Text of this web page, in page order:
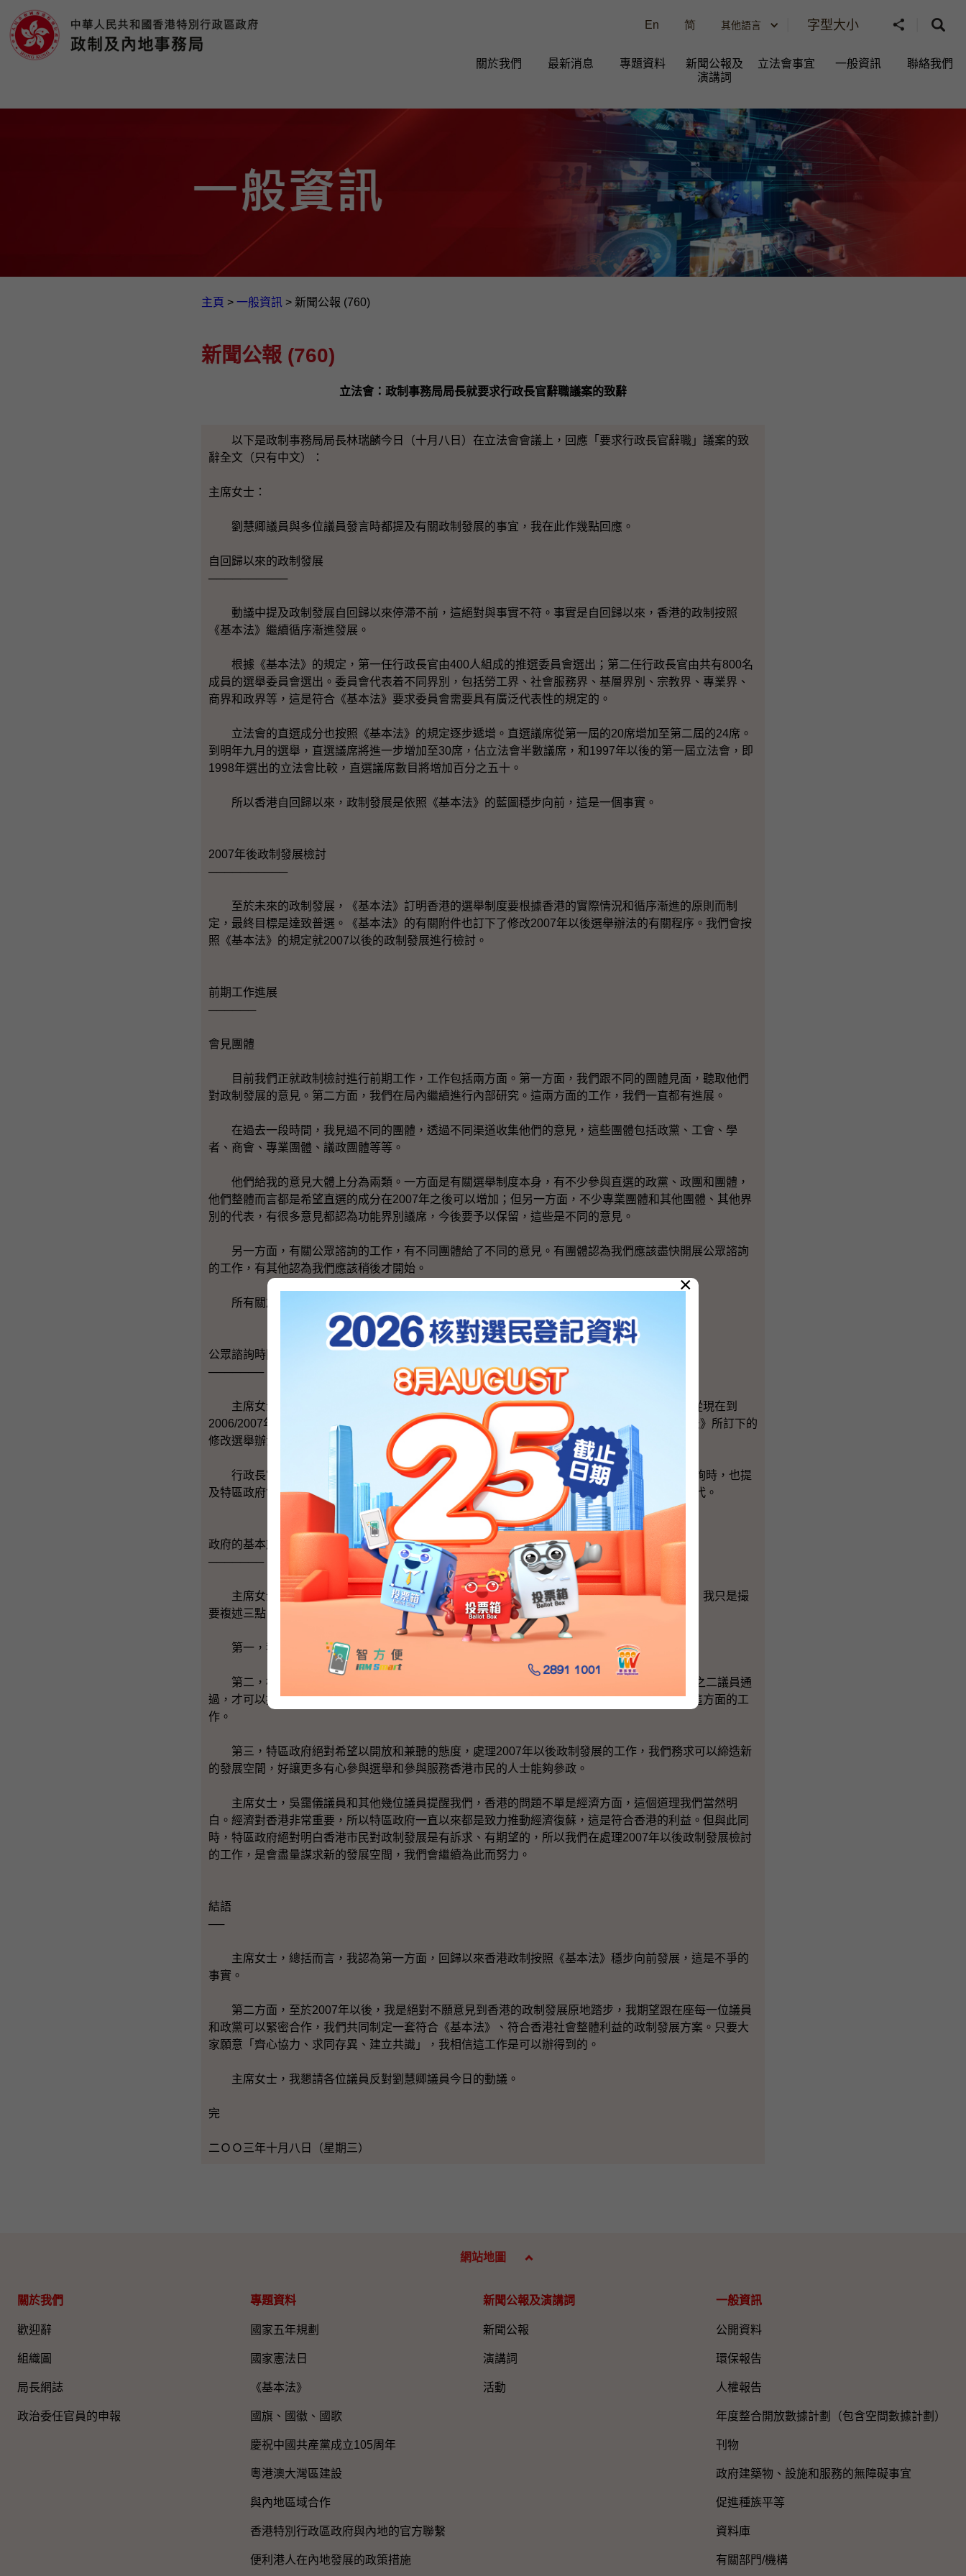
En 简 其他語言 字型大小
關於我們 最新消息 專題資料
新聞公報及
演講詞
立法會事宜 一般資訊​ 聯絡我們
主頁 > 一般資訊​ > 新聞公報 (760)
新聞公報 (760)
立法會：政制事務局局長就要求行政長官辭職議案的致辭
以下是政制事務局局長林瑞麟今日（十月八日）在立法會會議上，回應「要求行政長官辭職」議案的致
辭全文（只有中文）：
主席女士：
劉慧卿議員與多位議員發言時都提及有關政制發展的事宜，我在此作幾點回應。
自回歸以來的政制發展
──────────
動議中提及政制發展自回歸以來停滯不前，這絕對與事實不符。事實是自回歸以來，香港的政制按照
《基本法》繼續循序漸進發展。
根據《基本法》的規定，第一任行政長官由400人組成的推選委員會選出；第二任行政長官由共有800名
成員的選舉委員會選出。委員會代表着不同界別，包括勞工界、社會服務界、基層界別、宗教界、專業界、
商界和政界等，這是符合《基本法》要求委員會需要具有廣泛代表性的規定的。
立法會的直選成分也按照《基本法》的規定逐步遞增。直選議席從第一屆的20席增加至第二屆的24席。
到明年九月的選舉，直選議席將進一步增加至30席，佔立法會半數議席，和1997年以後的第一屆立法會，即
1998年選出的立法會比較，直選議席數目將增加百分之五十。
所以香港自回歸以來，政制發展是依照《基本法》的藍圖穩步向前，這是一個事實。
2007年後政制發展檢討
──────────
至於未來的政制發展，《基本法》訂明香港的選舉制度要根據香港的實際情況和循序漸進的原則而制
定，最終目標是達致普選。《基本法》的有關附件也訂下了修改2007年以後選舉辦法的有關程序。我們會按
照《基本法》的規定就2007以後的政制發展進行檢討。
前期工作進展
──────
會見團體
目前我們正就政制檢討進行前期工作，工作包括兩方面。第一方面，我們跟不同的團體見面，聽取他們
對政制發展的意見。第二方面，我們在局內繼續進行內部研究。這兩方面的工作，我們一直都有進展。
在過去一段時間，我見過不同的團體，透過不同渠道收集他們的意見，這些團體包括政黨、工會、學
者、商會、專業團體、議政團體等等。
他們給我的意見大體上分為兩類。一方面是有關選舉制度本身，有不少參與直選的政黨、政團和團體，
他們整體而言都是希望直選的成分在2007年之後可以增加；但另一方面，不少專業團體和其他團體、其他界
別的代表，有很多意見都認為功能界別議席，今後要予以保留，這些是不同的意見。
另一方面，有關公眾諮詢的工作，有不同團體給了不同的意見。有團體認為我們應該盡快開展公眾諮詢
的工作，有其他認為我們應該稍後才開始。
所有關於選舉制度和諮詢方面的程序、時間表的意見，對我們制定計劃是有幫助的。
公眾諮詢時間表
───────
主席女士，因為政制發展關乎香港的未來，我們處理政制發展的工作，必然會認真和全面。從現在到
2006/2007年，有三年多時間，我們會確保有充足的時間進行廣泛公眾諮詢，按需要處理《基本法》所訂下的
修改選舉辦法程序，以及處理本地立法的工作。
行政長官已經表示會在2004年展開公眾諮詢的工作。我今天較早前在回應楊森議員的口頭質詢時，也提
及特區政府會就檢討時間表的問題在2003年年底之前作一個決定，並在作出決定後，向立法會交代。
政府的基本態度
───────
主席女士，今日下午，我也向各位議員表明了特區政府在處理政制檢討時的基本態度，就此，我只是撮
要複述三點。
第一，我們會在公眾諮詢的過程中，廣泛聽取意見之後，才定出最後建議，供立法會審議。
第二，根據《基本法》的規定，在2007年以後特區的選舉制度如需修改，須先經立法會三分之二議員通
過，才可以推動。換言之，我們需要在立法會內外都廣泛吸取民意，取得廣泛共識，才可以推動這方面的工
作。
第三，特區政府絕對希望以開放和兼聽的態度，處理2007年以後政制發展的工作，我們務求可以締造新
的發展空間，好讓更多有心參與選舉和參與服務香港市民的人士能夠參政。
主席女士，吳靄儀議員和其他幾位議員提醒我們，香港的問題不單是經濟方面，這個道理我們當然明
白。經濟對香港非常重要，所以特區政府一直以來都是致力推動經濟復蘇，這是符合香港的利益。但與此同
時，特區政府絕對明白香港市民對政制發展是有訴求、有期望的，所以我們在處理2007年以後政制發展檢討
的工作，是會盡量謀求新的發展空間，我們會繼續為此而努力。
結語
──
主席女士，總括而言，我認為第一方面，回歸以來香港政制按照《基本法》穩步向前發展，這是不爭的
事實。
第二方面，至於2007年以後，我是絕對不願意見到香港的政制發展原地踏步，我期望跟在座每一位議員
和政黨可以緊密合作，我們共同制定一套符合《基本法》、符合香港社會整體利益的政制發展方案。只要大
家願意「齊心協力、求同存異、建立共識」，我相信這工作是可以辦得到的。
主席女士，我懇請各位議員反對劉慧卿議員今日的動議。
完
二ＯＯ三年十月八日（星期三）
網站地圖
關於我們
歡迎辭
組織圖​
局長網誌
政治委任官員的申報
專題資料
國家五年規劃
國家憲法日
《基本法》
國旗、國徽、國歌
慶祝中國共產黨成立105周年
粵港澳大灣區建設
與內地區域合作
香港特別行政區政府與內地的官方聯繫
便利港人在內地發展的政策措施
新聞公報及演講詞
新聞公報
演講詞
活動
一般資訊​
公開資料
環保報告
人權報告
年度整合開放數據計劃（包含空間數據計劃）
刊物
政府建築物、設施和服務的無障礙事宜
促進種族平等
資料庫
有關部門/機構
×